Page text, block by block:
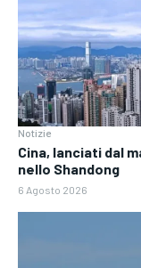
Notizie
Cina, lanciati dal
nello Shandong
6 Agosto 2026